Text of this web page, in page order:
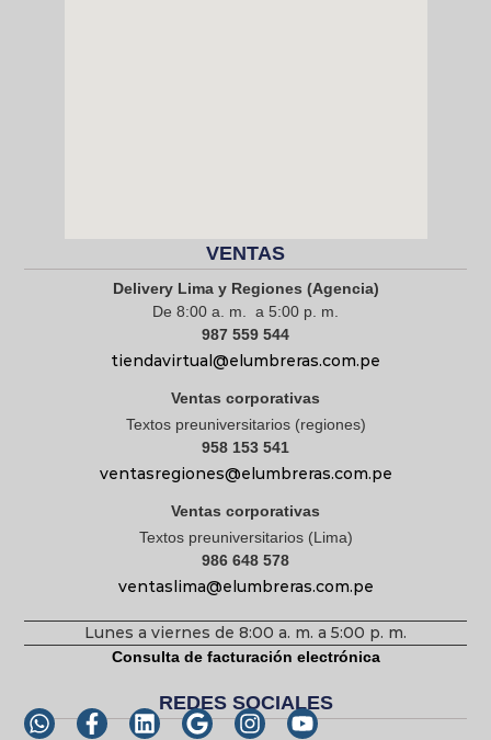
VENTAS
Delivery Lima y Regiones (Agencia)
De 8:00 a. m. a 5:00 p. m.
987 559 544
tiendavirtual@elumbreras.com.pe
Ventas corporativas
Textos preuniversitarios (regiones)
958 153 541
ventasregiones@elumbreras.com.pe
Ventas corporativas
Textos preuniversitarios (Lima)
986 648 578
ventaslima@elumbreras.com.pe
Lunes a viernes de 8:00 a. m. a 5:00 p. m.
Consulta de facturación electrónica
REDES SOCIALES